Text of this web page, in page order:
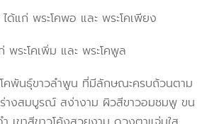
ด้แก่ พระโคพอ และ พระโคเพียง
พระโคเพิ่ม และ พระโคพูล
คพันธุ์ขาวลำพูน ที่มีลักษณะครบถ้วนตาม
างสมบูรณ์ สง่างาม ผิวสีขาวอมชมพู ขน